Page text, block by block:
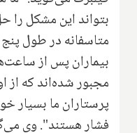
بتواند این مشکل را
متاسفانه در طول
بیماران پس از
مجبور شده‌اند که از
پرستاران ما بسیار
فشار هستند". وی